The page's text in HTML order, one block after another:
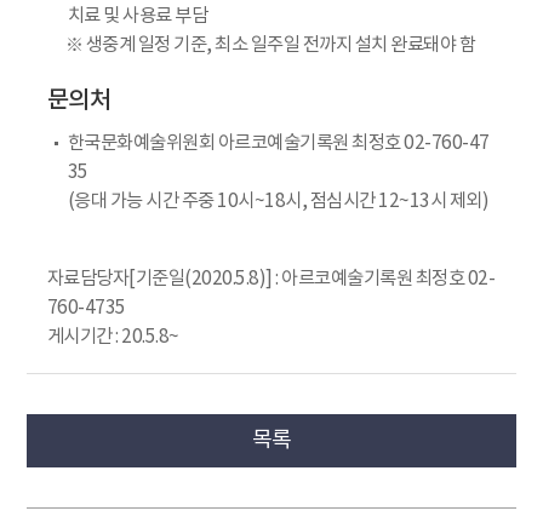
치료 및 사용료 부담
※ 생중계 일정 기준, 최소 일주일 전까지 설치 완료돼야 함
문의처
한국문화예술위원회 아르코예술기록원 최정호 02-760-47
35
(응대 가능 시간 주중 10시~18시, 점심시간 12~13시 제외)
자료담당자[기준일(2020.5.8)] : 아르코예술기록원 최정호 02-
760-4735
게시기간 : 20.5.8~
목록